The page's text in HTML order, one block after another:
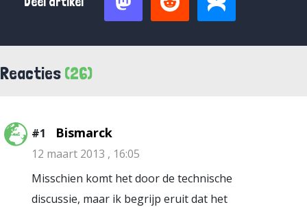
Reacties (26)
#1 Bismarck
12 maart 2013 , 16:05
Misschien komt het door de technische
discussie, maar ik begrijp eruit dat het